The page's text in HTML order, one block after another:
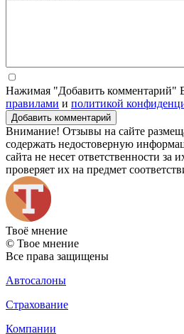
Нажимая "Добавить комментарий"
правилами и политикой
Добавить комментарий
Внимание! Отзывы на сайте
содержать недостоверную
сайта не несет ответственности за
проверяет их на предмет
Твоё мнение
© Твое мнение
Все права защищены
Автосалоны
Страхование
Компании